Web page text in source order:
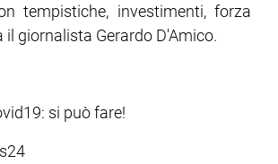
tempistiche, investimenti, forza
il giornalista Gerardo D'Amico.
si può fare!